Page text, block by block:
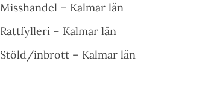
Misshandel – Kalmar län
Rattfylleri – Kalmar län
Stöld/inbrott – Kalmar län